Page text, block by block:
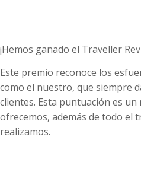
¡Hemos ganado el Traveller
Este premio reconoce los
como el nuestro, que siempre
clientes. Esta puntuación es
ofrecemos, además de todo el
realizamos.